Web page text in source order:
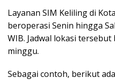
Layanan SIM Keliling di
beroperasi Senin hingga
WIB. Jadwal lokasi
minggu.
Sebagai contoh, berikut